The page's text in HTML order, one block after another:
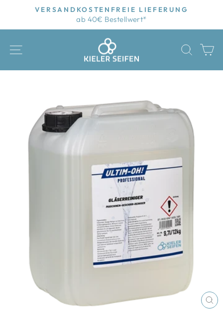
Inhalt
Pause
VERSANDKOSTENFREIE LIEFERUNG
ab 40€ Bestellwert*
SEITENNAVIGATION